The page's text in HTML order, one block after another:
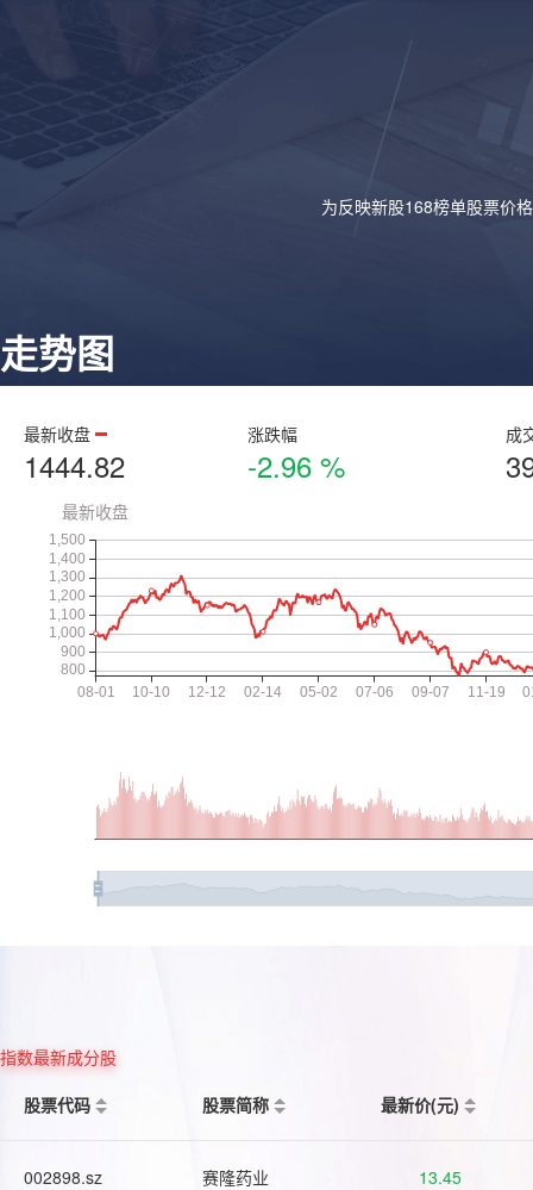
为反映新股168榜单股票价
走势图
最新收盘
1444.82
涨跌幅
-2.96 %
成
指数最新成分股
股票代码
股票简称 最新价(元)
002898.sz 赛隆药业 13.45